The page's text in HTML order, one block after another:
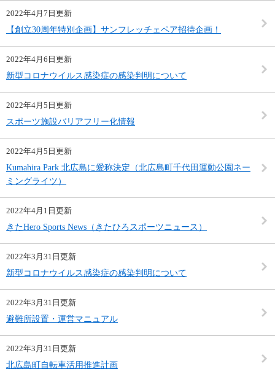
2022年4月7日更新
【創立30周年特別企画】サンフレッチェペア招待企画！
2022年4月6日更新
新型コロナウイルス感染症の感染判明について
2022年4月5日更新
スポーツ施設バリアフリー化情報
2022年4月5日更新
Kumahira Park 北広島に愛称決定（北広島町千代田運動公園ネー
ミングライツ）
2022年4月1日更新
きたHero Sports News（きたひろスポーツニュース）
2022年3月31日更新
新型コロナウイルス感染症の感染判明について
2022年3月31日更新
避難所設置・運営マニュアル
2022年3月31日更新
北広島町自転車活用推進計画